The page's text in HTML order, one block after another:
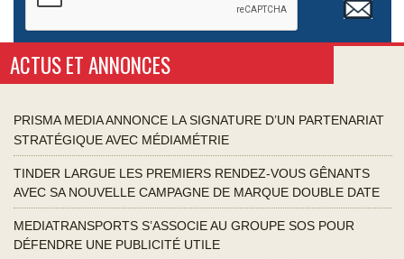
ACTUS ET ANNONCES
PRISMA MEDIA ANNONCE LA SIGNATURE D’UN PARTENARIAT
STRATÉGIQUE AVEC MÉDIAMÉTRIE
TINDER LARGUE LES PREMIERS RENDEZ-VOUS GÊNANTS
AVEC SA NOUVELLE CAMPAGNE DE MARQUE DOUBLE DATE
MEDIATRANSPORTS S’ASSOCIE AU GROUPE SOS POUR
DÉFENDRE UNE PUBLICITÉ UTILE